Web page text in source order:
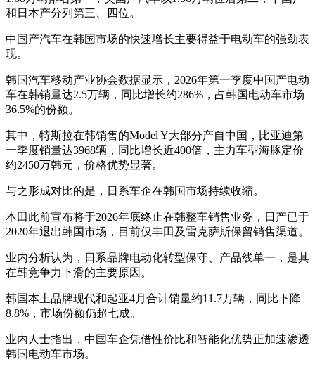
和日本产分列第三、四位。
中国产汽车在韩国市场的快速增长主要得益于电动车的强劲表
现。
韩国汽车移动产业协会数据显示，2026年第一季度中国产电动
车在韩销量达2.5万辆，同比增长约286%，占韩国电动车市场
36.5%的份额。
其中，特斯拉在韩销售的Model Y大部分产自中国，比亚迪第
一季度销量达3968辆，同比增长近400倍，主力车型海豚定价
约2450万韩元，价格优势显著。
与之形成对比的是，日系车企在韩国市场持续收缩。
本田此前宣布将于2026年底终止在韩整车销售业务，日产已于
2020年退出韩国市场，目前仅丰田及雷克萨斯保留销售渠道。
业内分析认为，日系品牌电动化转型保守、产品线单一，是其
在韩竞争力下滑的主要原因。
韩国本土品牌现代和起亚4月合计销量约11.7万辆，同比下降
8.8%，市场份额仍超七成。
业内人士指出，中国车企凭借性价比和智能化优势正加速渗透
韩国电动车市场。